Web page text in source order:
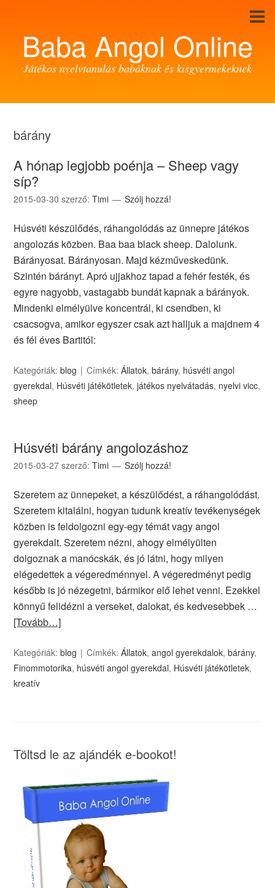
Baba Angol Online
Játékos nyelvtanulás babáknak és kisgyermekeknek
bárány
A hónap legjobb poénja – Sheep vagy
síp?
2015-03-30 szerző:Timi Szólj hozzá!
Húsvéti készülődés, ráhangolódás az ünnepre játékos
angolozás közben. Baa baa black sheep. Dalolunk.
Bárányosat. Bárányosan. Majd kézműveskedünk.
Szintén bárányt. Apró ujjakhoz tapad a fehér festék, és
egyre nagyobb, vastagabb bundát kapnak a bárányok.
Mindenki elmélyülve koncentrál, ki csendben, ki
csacsogva, amikor egyszer csak azt halljuk a majdnem 4
és fél éves Bartitól:
Kategóriák:blog Címkék:Állatok,bárány, húsvéti angol
gyerekdal, Húsvéti játékötletek,játékos nyelvátadás, nyelvi vicc,
sheep
Húsvéti bárány angolozáshoz
2015-03-27 szerző:Timi Szólj hozzá!
Szeretem az ünnepeket, a készülődést, a ráhangolódást.
Szeretem kitalálni, hogyan tudunk kreatív tevékenységek
közben is feldolgozni egy-egy témát vagy angol
gyerekdalt. Szeretem nézni, ahogy elmélyülten
dolgoznak a manócskák, és jó látni, hogy milyen
elégedettek a végeredménnyel. A végeredményt pedig
később is jó nézegetni, bármikor elő lehet venni. Ezekkel
könnyű felidézni a verseket, dalokat, és kedvesebbek …
[Tovább…]
Kategóriák:blog Címkék:Állatok,angol gyerekdalok,bárány,
Finommotorika, húsvéti angol gyerekdal, Húsvéti játékötletek,
kreatív
Töltsd le az ajándék e-bookot!